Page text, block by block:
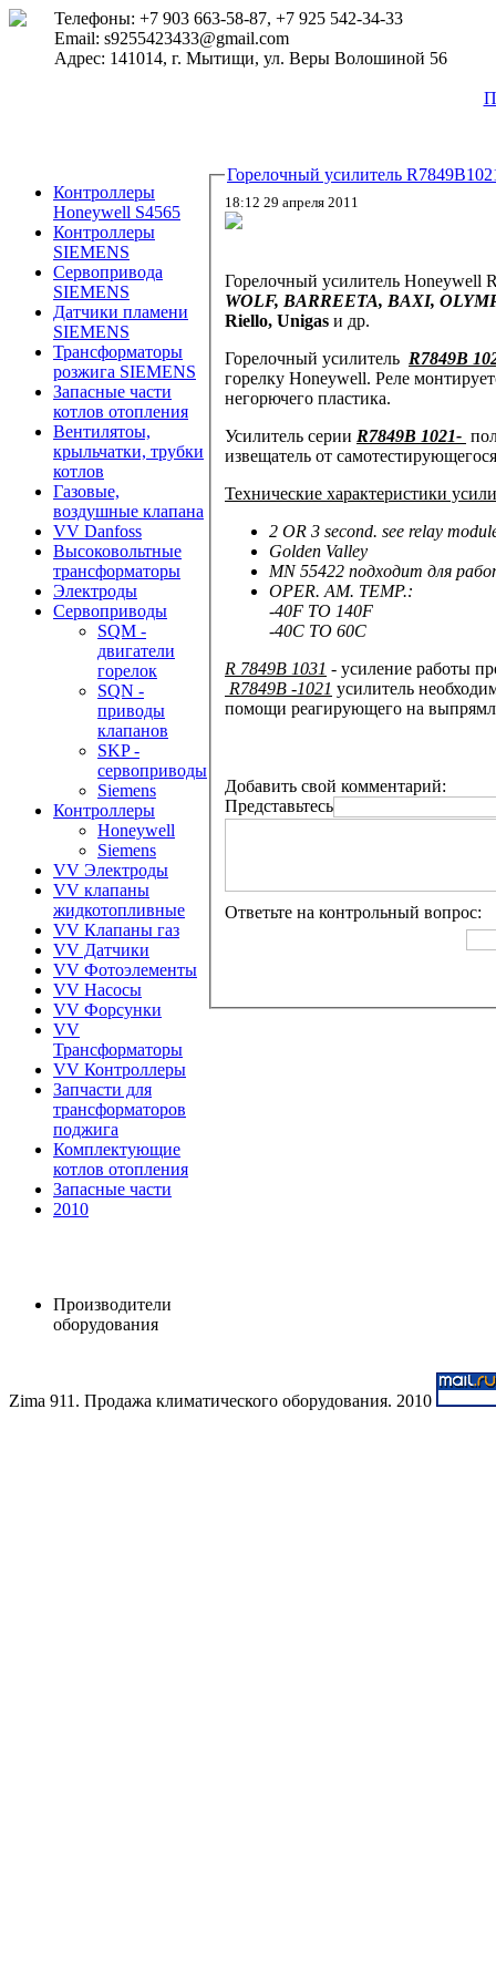
Телефоны: +7 903 663-58-87, +7 925 542-34-33
Email: s9255423433@gmail.com
Адрес: 141014, г. Мытищи, ул. Веры Волошиной 56
Контроллеры
Honeywell S4565
Контроллеры
SIEMENS
Сервопривода
SIEMENS
Датчики пламени
SIEMENS
Трансформаторы
розжига SIEMENS
Запасные части
котлов отопления
Вентилятоы,
крыльчатки, трубки
котлов
Газовые,
воздушные клапана
VV Danfoss
Высоковольтные
трансформаторы
Электроды
Сервоприводы
SQM -
двигатели
горелок
SQN -
приводы
клапанов
SKP -
сервоприводы
Siemens
Контроллеры
Honeywell
Siemens
VV Электроды
VV клапаны
жидкотопливные
VV Клапаны газ
VV Датчики
VV Фотоэлементы
VV Насосы
VV Форсунки
VV
Трансформаторы
VV Контроллеры
Запчасти для
трансформаторов
поджига
Комплектующие
котлов отопления
Запасные части
2010
Производители
оборудования
Горелочный усилитель
18:12 29 апреля 2011
Горелочный усилитель Honeywell
WOLF, BARREETA, BAXI,
Riello, Unigas и др.
Горелочный усилитель R7849B
горелку Honeywell. Реле
негорючего пластика.
Усилитель серии R7849B 1021-
извещатель от
Технические характеристики
2 OR 3 second. see relay
Golden Valley
MN 55422 подходит для
OPER. AM. TEMP.:
-40F TO 140F
-40C TO 60C
R 7849B 1031 - усиление работы
R7849B -1021 усилитель
помощи реагирующего на
Добавить свой комментарий:
Представьтесь
Ответьте на контрольный вопрос:
Zima 911. Продажа климатического оборудования. 2010